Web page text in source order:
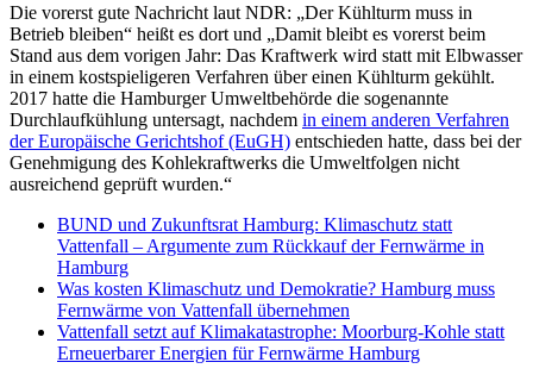
Die vorerst gute Nachricht laut NDR: „Der Kühlturm muss in
Betrieb bleiben“ heißt es dort und „Damit bleibt es vorerst beim
Stand aus dem vorigen Jahr: Das Kraftwerk wird statt mit Elbwasser
in einem kostspieligeren Verfahren über einen Kühlturm gekühlt.
2017 hatte die Hamburger Umweltbehörde die sogenannte
Durchlaufkühlung untersagt, nachdem in einem anderen Verfahren
der Europäische Gerichtshof (EuGH) entschieden hatte, dass bei der
Genehmigung des Kohlekraftwerks die Umweltfolgen nicht
ausreichend geprüft wurden.“
BUND und Zukunftsrat Hamburg: Klimaschutz statt
Vattenfall – Argumente zum Rückkauf der Fernwärme in
Hamburg
Was kosten Klimaschutz und Demokratie? Hamburg muss
Fernwärme von Vattenfall übernehmen
Vattenfall setzt auf Klimakatastrophe: Moorburg-Kohle statt
Erneuerbarer Energien für Fernwärme Hamburg